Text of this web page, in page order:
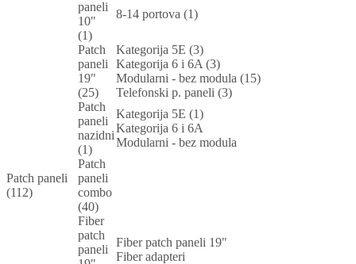
Patch paneli
(112)
paneli
10"
(1)
8-14 portova (1)
Patch
paneli
19"
(25)
Kategorija 5E (3)
Kategorija 6 i 6A (3)
Modularni - bez modula (15)
Telefonski p. paneli (3)
Patch
paneli
nazidni
(1)
Kategorija 5E (1)
Kategorija 6 i 6A
Modularni - bez modula
Patch
paneli
combo
(40)
Fiber
patch
paneli
Fiber patch paneli 19"
Fiber adapteri